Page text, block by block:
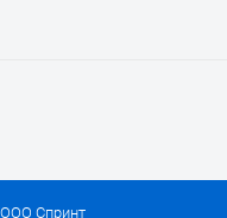
ООО Спринт